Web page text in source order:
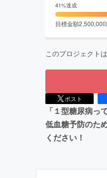
41%達成
目標金額2,500,000
このプロジェクトは
ポスト
「１型糖尿病
低血糖予防のた
ください！